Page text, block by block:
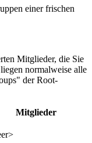
einer frischen
Mitglieder, die Sie
normalweise alle
der Root-
Mitglieder